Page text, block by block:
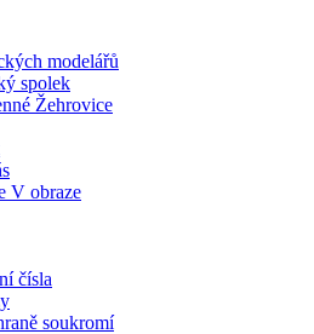
modelářů
spolek
Žehrovice
V obraze
čísla
soukromí